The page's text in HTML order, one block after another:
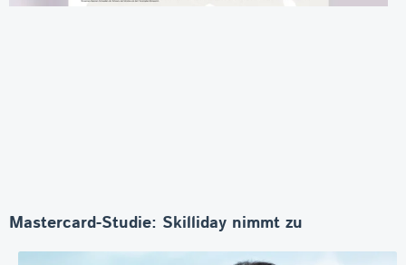
Mastercard-Studie: Skilliday nimmt zu